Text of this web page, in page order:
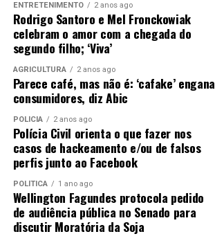
ENTRETENIMENTO 2 anos ago
Rodrigo Santoro e Mel Fronckowiak
celebram o amor com a chegada do
segundo filho; ‘Viva’
AGRICULTURA 2 anos ago
Parece café, mas não é: ‘cafake’ engana
consumidores, diz Abic
POLÍCIA 2 anos ago
Polícia Civil orienta o que fazer nos
casos de hackeamento e/ou de falsos
perfis junto ao Facebook
POLÍTICA 1 ano ago
Wellington Fagundes protocola pedido
de audiência pública no Senado para
discutir Moratória da Soja